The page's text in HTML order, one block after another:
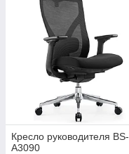
Кресло руководителя BS-
A3090